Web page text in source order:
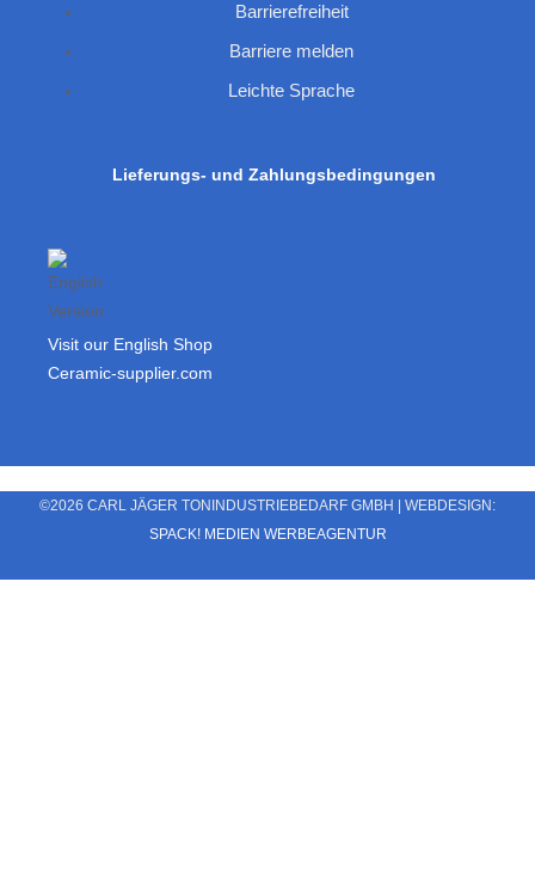
Barrierefreiheit
Barriere melden
Leichte Sprache
Lieferungs- und Zahlungsbedingungen
Visit our English Shop
Ceramic-supplier.com
©2026 CARL JÄGER TONINDUSTRIEBEDARF GMBH | WEBDESIGN:
SPACK! MEDIEN WERBEAGENTUR